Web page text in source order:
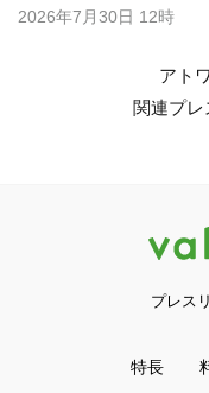
2026年7月30日 12時
アト
関連プ
プレス
特長